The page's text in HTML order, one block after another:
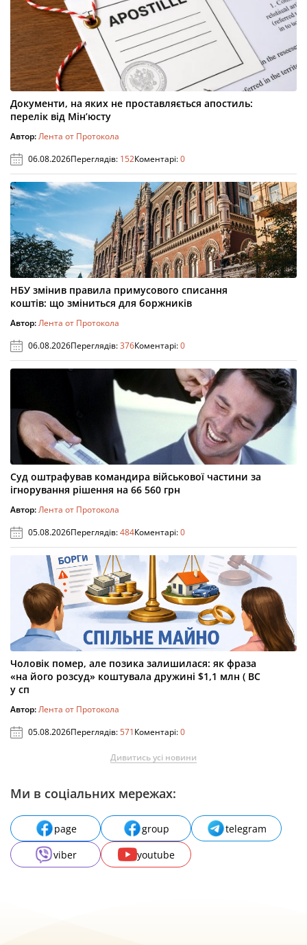
Документи, на яких не проставляється апостиль:
перелік від Мін’юсту
Автор:Лента от Протокола
06.08.2026Переглядів: 152Коментарі:0
НБУ змінив правила примусового списання
коштів: що зміниться для боржників
Автор:Лента от Протокола
06.08.2026Переглядів:376Коментарі:0
Суд оштрафував командира військової частини за
ігнорування рішення на 66 560 грн
Автор:Лента от Протокола
05.08.2026Переглядів:484Коментарі:0
Чоловік помер, але позика залишилася: як фраза
«на його розсуд» коштувала дружині $1,1 млн ( ВС
у сп
Автор:Лента от Протокола
05.08.2026Переглядів:571Коментарі:0
Дивитись усі новини
Ми в соціальних мережах:
page group
telegram
viber
youtube